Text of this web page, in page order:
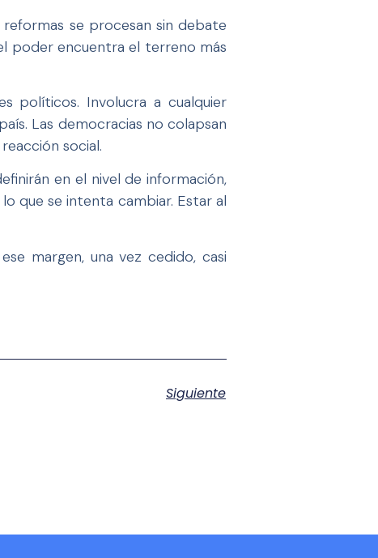
se procesan sin debate
poder encuentra el terreno más
políticos. Involucra a cualquier
Las democracias no colapsan
social.
en el nivel de información,
que se intenta cambiar. Estar al
margen, una vez cedido, casi
Siguiente